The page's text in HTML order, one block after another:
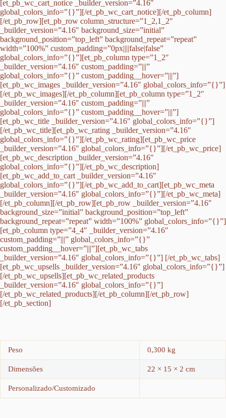
[et_pb_wc_cart_notice _builder_version=”4.16″
global_colors_info=”{}”][/et_pb_wc_cart_notice][/et_pb_column]
[/et_pb_row][et_pb_row column_structure=”1_2,1_2″
_builder_version=”4.16″ background_size=”initial”
background_position=”top_left” background_repeat=”repeat”
width=”100%” custom_padding=”0px||||false|false”
global_colors_info=”{}”][et_pb_column type=”1_2″
_builder_version=”4.16″ custom_padding=”|||”
global_colors_info=”{}” custom_padding__hover=”|||”]
[et_pb_wc_images _builder_version=”4.16″ global_colors_info=”{}”]
[/et_pb_wc_images][/et_pb_column][et_pb_column type=”1_2″
_builder_version=”4.16″ custom_padding=”|||”
global_colors_info=”{}” custom_padding__hover=”|||”]
[et_pb_wc_title _builder_version=”4.16″ global_colors_info=”{}”]
[/et_pb_wc_title][et_pb_wc_rating _builder_version=”4.16″
global_colors_info=”{}”][/et_pb_wc_rating][et_pb_wc_price
_builder_version=”4.16″ global_colors_info=”{}”][/et_pb_wc_price]
[et_pb_wc_description _builder_version=”4.16″
global_colors_info=”{}”][/et_pb_wc_description]
[et_pb_wc_add_to_cart _builder_version=”4.16″
global_colors_info=”{}”][/et_pb_wc_add_to_cart][et_pb_wc_meta
_builder_version=”4.16″ global_colors_info=”{}”][/et_pb_wc_meta]
[/et_pb_column][/et_pb_row][et_pb_row _builder_version=”4.16″
background_size=”initial” background_position=”top_left”
background_repeat=”repeat” width=”100%” global_colors_info=”{}”]
[et_pb_column type=”4_4″ _builder_version=”4.16″
custom_padding=”|||” global_colors_info=”{}”
custom_padding__hover=”|||”][et_pb_wc_tabs
_builder_version=”4.16″ global_colors_info=”{}”] [/et_pb_wc_tabs]
[et_pb_wc_upsells _builder_version=”4.16″ global_colors_info=”{}”]
[/et_pb_wc_upsells][et_pb_wc_related_products
_builder_version=”4.16″ global_colors_info=”{}”]
[/et_pb_wc_related_products][/et_pb_column][/et_pb_row]
[/et_pb_section]
Peso 0,300 kg
Dimensões 22 × 15 × 2 cm
Personalizado/Customizado